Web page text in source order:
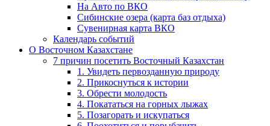
На Авто по ВКО
Сибинские озера (карта баз отдыха)
Сувенирная карта ВКО
Календарь событий
О Восточном Казахстане
7 причин посетить Восточный Казахстан
1. Увидеть первозданную природу
2. Прикоснуться к истории
3. Обрести молодость
4. Покататься на горных лыжах
5. Позагорать и искупаться